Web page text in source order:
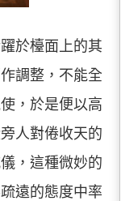
於檯面上的其
調整，不能全
，於是便以高
人對倦收天的
，這種微妙的
遠的態度中率